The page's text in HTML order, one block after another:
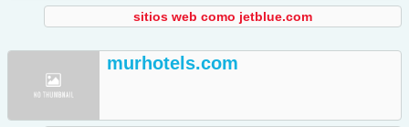
sitios web como jetblue.com
murhotels.com